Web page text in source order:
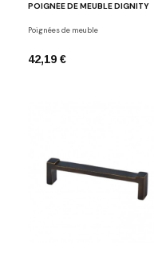
POIGNÉE DE MEUBLE DIGNITY
Poignées de meuble
42,19 €